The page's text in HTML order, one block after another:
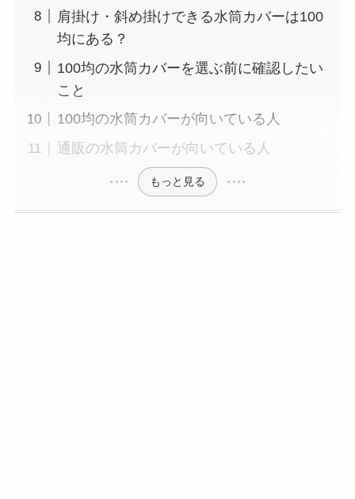
肩掛け・斜め掛けできる水筒カバーは100
均にある？
100均の水筒カバーを選ぶ前に確認したい
こと
100均の水筒カバーが向いている人
通販の水筒カバーが向いている人
もっと見る